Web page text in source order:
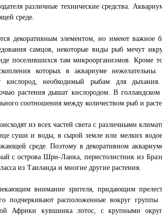
различные технические средства.
среде.
декоративным элементом, но имеют важное
самцов, некоторые виды рыб мечут
поселившихся там микроорганизмов. Кроме
которых в аквариуме
кислород, необходимый рыбам для
растения дышат кислородом. В
соотношения между количеством рыб и
из всех частей света с различными
суши и воды, в сырой земле или мелких
среде. Поэтому в декоративном
с острова Шри-Ланка, перистолистник из
из Таиланда и многие другие растения.
внимание зрителя, придающим
подчеркивают расположенные вокруг
Африки кувшинка лотос, с крупными